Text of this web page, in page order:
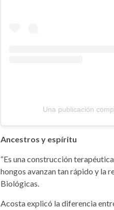
Una publicación
Ancestros y espíritu
“Es una construcción
hongos avanzan tan rápido y la
Biológicas.
Acosta explicó la diferencia